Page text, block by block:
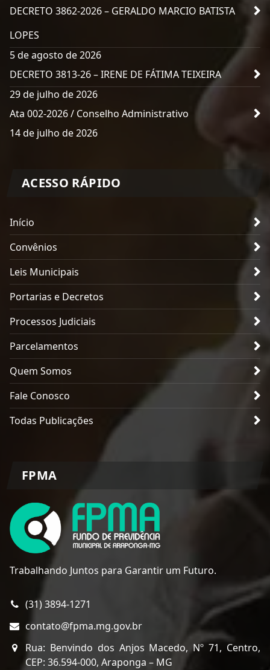
DECRETO 3862-2026 – GERALDO MARCIO BATISTA
LOPES
5 de agosto de 2026
DECRETO 3813-26 – IRENE DE FÁTIMA TEIXEIRA
29 de julho de 2026
Ata 002-2026 / Conselho Administrativo
14 de julho de 2026
ACESSO RÁPIDO
Início
Convênios
Leis Municipais
Portarias e Decretos
Processos Judiciais
Parcelamentos
Quem Somos
Fale Conosco
Todas Publicações
FPMA
Trabalhando Juntos para Garantir um Futuro.
(31) 3894-1271
contato@fpma.mg.gov.br
Rua: Benvindo dos Anjos Macedo, Nº 71, Centro,
CEP: 36.594-000, Araponga – MG